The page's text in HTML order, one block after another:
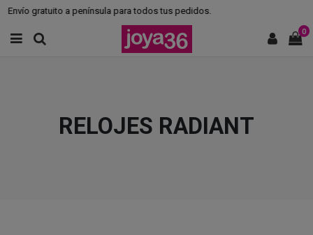
gratuito a península para todos tus pedidos.
0
RELOJES RADIANT